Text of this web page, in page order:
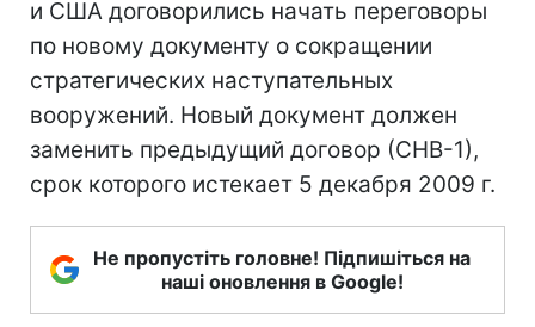
и США договорились начать переговоры
по новому документу о сокращении
стратегических наступательных
вооружений. Новый документ должен
заменить предыдущий договор (СНВ-1),
срок которого истекает 5 декабря 2009 г.
Не пропустіть головне! Підпишіться на
наші оновлення в Google!